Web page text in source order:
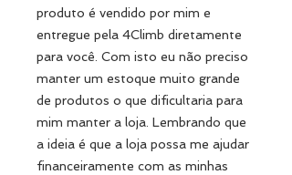
produto é vendido por mim e
entregue pela 4Climb diretamente
para você. Com isto eu não preciso
manter um estoque muito grande
de produtos o que dificultaria para
mim manter a loja. Lembrando que
a ideia é que a loja possa me ajudar
financeiramente com as minhas